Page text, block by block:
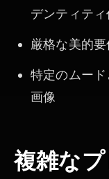
デンティティ
厳格な美的
特定のムー
画像
複雑な